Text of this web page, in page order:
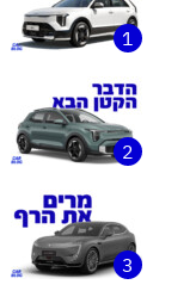
1
2
3